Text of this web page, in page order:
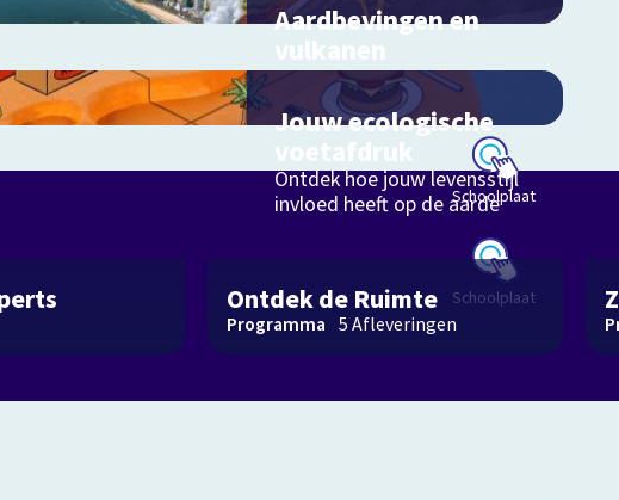
Aardbevingen en
vulkanen
Hoe ontstaan aardbevingen,
vulkanen en tsunami's?
Schoolplaat
Jouw ecologische
voetafdruk
Ontdek hoe jouw levensstijl
invloed heeft op de aarde
Schoolplaat
Ontdek de Ruimte
Programma 5 Afleveringen